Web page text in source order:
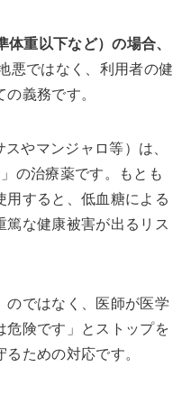
体重以下など）の場合、
悪ではなく、利用者の健
義務です。
やマンジャロ等）は、
の治療薬です。もとも
用すると、低血糖による
篤な健康被害が出るリス
のではなく、医師が医学
危険です」とストップを
ための対応です。